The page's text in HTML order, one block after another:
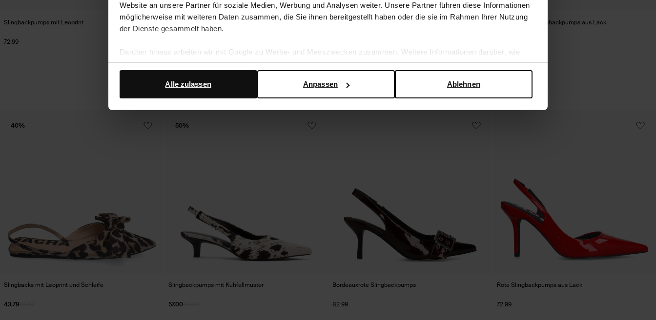
Website an unsere Partner für soziale Medien, Werbung und Analysen weiter. Unsere Partner führen diese Informationen
möglicherweise mit weiteren Daten zusammen, die Sie ihnen bereitgestellt haben oder die sie im Rahmen Ihrer Nutzung
der Dienste gesammelt haben.
Darüber hinaus arbeiten wir mit Google zu Werbe- und Messzwecken zusammen. Weitere Informationen darüber, wie
Google Ihre personenbezogenen Daten verwendet, finden Sie auf derSeite zur geschäftlichen Sicherheit und zum
Ablehnen
Anpassen
Alle zulassen
Slingbackpumps mit Leoprint
72.99
43.79
Bordeauxrote Slingbackpumps aus Lack
Slingbacks mit Leoprint und Schleife
43.79
- 40%
Slingbackpumps mit Kuhfellmuster
114.00
57.00
- 50%
Bordeauxrote Slingbackpumps
82.99
Rote Slingbackpumps aus Lack
72.99